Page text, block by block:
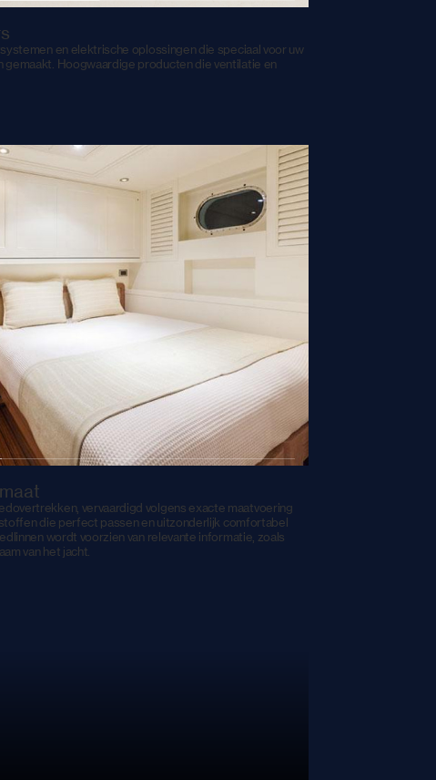
en elektrische oplossingen die speciaal voor uw
gemaakt. Hoogwaardige producten die ventilatie en
vervaardigd volgens exacte maatvoering
die perfect passen en uitzonderlijk comfortabel
wordt voorzien van relevante informatie, zoals
van het jacht.